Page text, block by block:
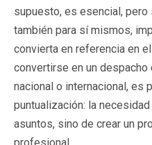
supuesto, es esencial,
también para sí mismos,
convierta en referencia en
convertirse en un
nacional o internacional, es
puntualización: la
asuntos, sino de crear un